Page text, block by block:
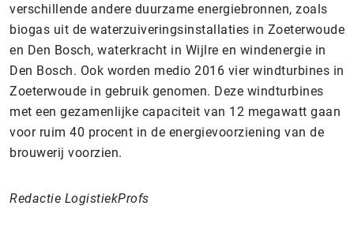
verschillende andere duurzame energiebronnen, zoals
biogas uit de waterzuiveringsinstallaties in Zoeterwoude
en Den Bosch, waterkracht in Wijlre en windenergie in
Den Bosch. Ook worden medio 2016 vier windturbines in
Zoeterwoude in gebruik genomen. Deze windturbines
met een gezamenlijke capaciteit van 12 megawatt gaan
voor ruim 40 procent in de energievoorziening van de
brouwerij voorzien.
Redactie LogistiekProfs